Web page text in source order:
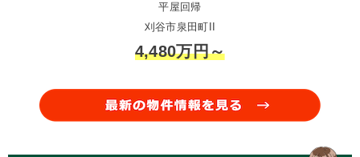
平屋回帰
刈谷市泉田町II
4,480万円～